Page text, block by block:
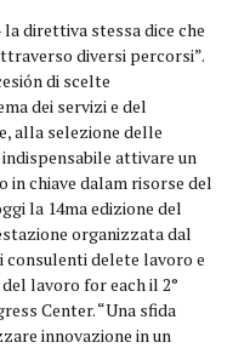
direttiva stessa dice che
diversi percorsi”.
di scelte
dei servizi e del
alla selezione delle
attivare un
chiave dalam risorse del
la 14ma edizione del
organizzata dal
consulenti delete lavoro e
lavoro for each il 2°
Center. “Una sfida
innovazione in un